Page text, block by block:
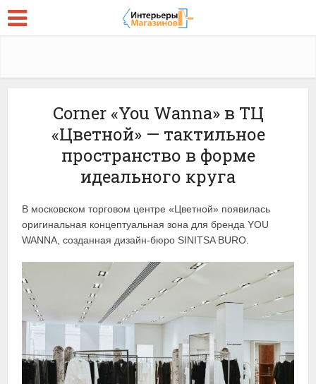
Corner «You Wanna» в ТЦ
«Цветной» — тактильное
пространство в форме
идеального круга
В московском торговом центре «Цветной» появилась
оригинальная концептуальная зона для бренда YOU
WANNA, созданная дизайн-бюро SINITSA BURO.